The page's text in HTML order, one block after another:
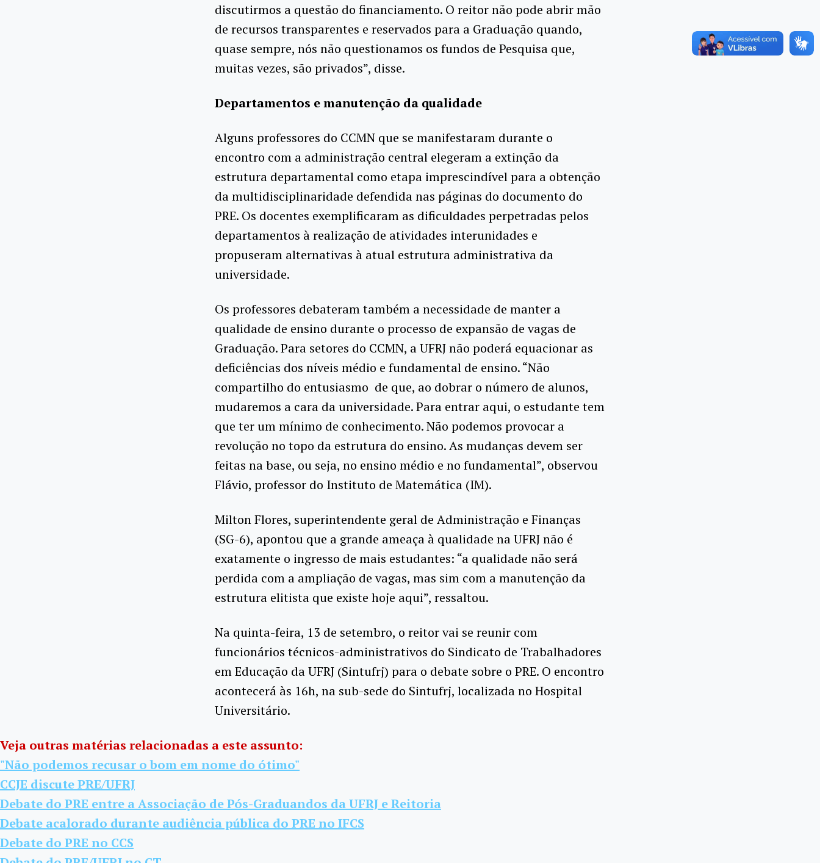
discutirmos a questão do financiamento. O reitor não pode abrir mão
de recursos transparentes e reservados para a Graduação quando,
quase sempre, nós não questionamos os fundos de Pesquisa que,
muitas vezes, são privados”, disse.
Departamentos e manutenção da qualidade
Alguns professores do CCMN que se manifestaram durante o
encontro com a administração central elegeram a extinção da
estrutura departamental como etapa imprescindível para a obtenção
da multidisciplinaridade defendida nas páginas do documento do
PRE. Os docentes exemplificaram as dificuldades perpetradas pelos
departamentos à realização de atividades interunidades e
propuseram alternativas à atual estrutura administrativa da
universidade.
Os professores debateram também a necessidade de manter a
qualidade de ensino durante o processo de expansão de vagas de
Graduação. Para setores do CCMN, a UFRJ não poderá equacionar as
deficiências dos níveis médio e fundamental de ensino. “Não
compartilho do entusiasmo de que, ao dobrar o número de alunos,
mudaremos a cara da universidade. Para entrar aqui, o estudante tem
que ter um mínimo de conhecimento. Não podemos provocar a
revolução no topo da estrutura do ensino. As mudanças devem ser
feitas na base, ou seja, no ensino médio e no fundamental”, observou
Flávio, professor do Instituto de Matemática (IM).
Milton Flores, superintendente geral de Administração e Finanças
(SG-6), apontou que a grande ameaça à qualidade na UFRJ não é
exatamente o ingresso de mais estudantes: “a qualidade não será
perdida com a ampliação de vagas, mas sim com a manutenção da
estrutura elitista que existe hoje aqui”, ressaltou.
Na quinta-feira, 13 de setembro, o reitor vai se reunir com
funcionários técnicos-administrativos do Sindicato de Trabalhadores
em Educação da UFRJ (Sintufrj) para o debate sobre o PRE. O encontro
acontecerá às 16h, na sub-sede do Sintufrj, localizada no Hospital
Universitário.
Veja outras matérias relacionadas a este assunto:
"Não podemos recusar o bom em nome do ótimo"
CCJE discute PRE/UFRJ
Debate do PRE entre a Associação de Pós-Graduandos da UFRJ e Reitoria
Debate acalorado durante audiência pública do PRE no IFCS
Debate do PRE no CCS